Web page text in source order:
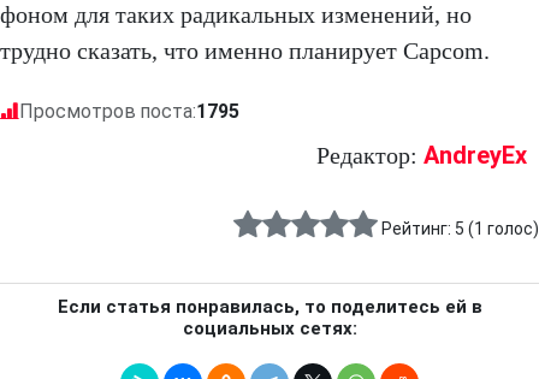
фоном для таких радикальных изменений, но
трудно сказать, что именно планирует Capcom.
Просмотров поста:1795
Редактор: AndreyEx
Рейтинг: 5 (1 голос)
Если статья понравилась, то поделитесь ей в
социальных сетях: